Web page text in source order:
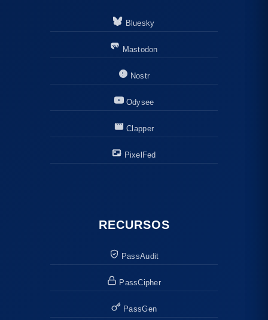
Bluesky
Mastodon
Nostr
Odysee
Clapper
PixelFed
RECURSOS
PassAudit
PassCipher
PassGen